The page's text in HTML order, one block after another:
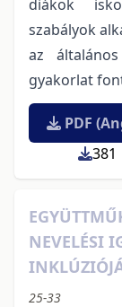
diákok
szabályok
az
gyakorlat
PDF
381
NEVELÉSI
25-33